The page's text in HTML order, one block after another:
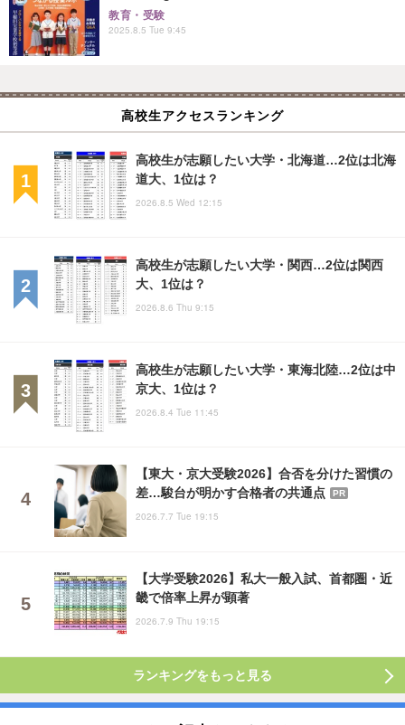
教育・受験
2025.8.5 Tue 9:45
高校生アクセスランキング
高校生が志願したい大学・北海道…2位は北海
道大、1位は？
2026.8.5 Wed 12:15
高校生が志願したい大学・関西…2位は関西
大、1位は？
2026.8.6 Thu 9:15
高校生が志願したい大学・東海北陸…2位は中
京大、1位は？
2026.8.4 Tue 11:45
【東大・京大受験2026】合否を分けた習慣の
差…駿台が明かす合格者の共通点
PR
2026.7.7 Tue 19:15
【大学受験2026】私大一般入試、首都圏・近
畿で倍率上昇が顕著
2026.7.9 Thu 19:15
ランキングをもっと見る